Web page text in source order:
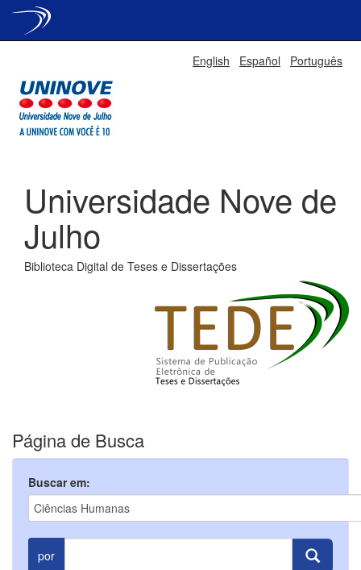
English Español Português
Universidade Nove de
Julho
Biblioteca Digital de Teses e Dissertações
Página de Busca
Buscar em:
por